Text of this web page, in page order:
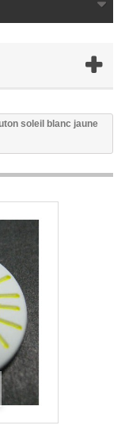
soleil blanc jaune